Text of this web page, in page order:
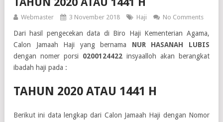
Webmaster 3 November 2018 Haji No Comments
Dari hasil pengecekan data di Biro Haji Kementerian Agama,
Calon Jamaah Haji yang bernama NUR HASANAH LUBIS
dengan nomer porsi 0200124422insyaalloh akan berangkat
ibadah haji pada :
TAHUN 2020 ATAU 1441 H
Berikut ini data lengkap dari Calon Jamaah Haji dengan Nomor